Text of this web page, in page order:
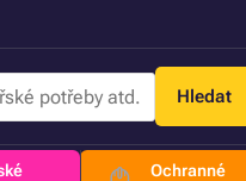
Hledat
Ochranné